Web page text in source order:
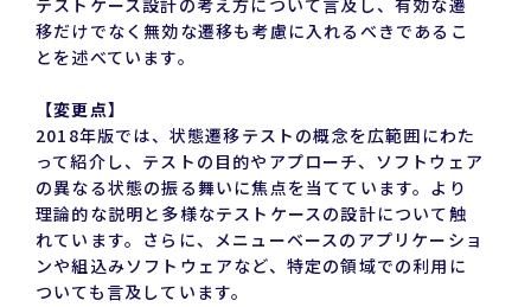
移だけでなく無効な遷移も考慮に入れるべきであるこ
とを述べています。
【変更点】
2018年版では、状態遷移テストの概念を広範囲にわた
って紹介し、テストの目的やアプローチ、ソフトウェア
の異なる状態の振る舞いに焦点を当てています。より
理論的な説明と多様なテストケースの設計について触
れています。さらに、メニューベースのアプリケーショ
ンや組込みソフトウェアなど、特定の領域での利用に
ついても言及しています。